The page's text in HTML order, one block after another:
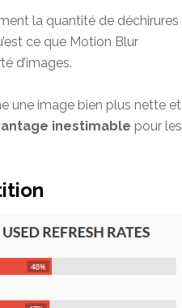
la quantité de déchirures
ce que Motion Blur
d’images.
une image bien plus nette et
inestimable pour les